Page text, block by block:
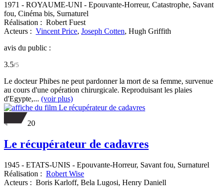
1971 - ROYAUME-UNI - Epouvante-Horreur, Catastrophe, Savant
fou, Cinéma bis, Surnaturel
Réalisation : Robert Fuest
Acteurs : Vincent Price, Joseph Cotten, Hugh Griffith
avis du public :
3.5/5
Le docteur Phibes ne peut pardonner la mort de sa femme, survenue
au cours d'une opération chirurgicale. Reproduisant les plaies
d'Egypte,... (voir plus)
20
Le récupérateur de cadavres
1945 - ETATS-UNIS - Epouvante-Horreur, Savant fou, Surnaturel
Réalisation : Robert Wise
Acteurs : Boris Karloff, Bela Lugosi, Henry Daniell